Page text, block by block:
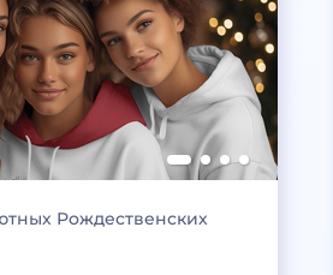
Рождественских